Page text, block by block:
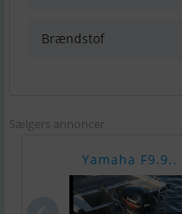
Brændstof
Sælgers annoncer
Yamaha F9.9..